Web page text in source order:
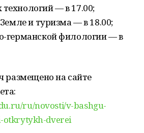
— в 17.00;
и туризма — в 18.00;
германской филологии — в
размещено на сайте
ru/novosti/v-bashgu-
otkrytykh-dverei